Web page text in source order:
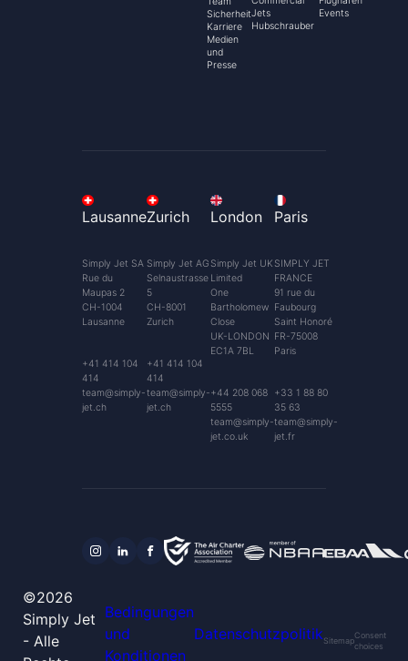
Sicherheit
Karriere
Medien
und
Presse
Jets
Hubschrauber
Events
Lausanne
Simply Jet SA
Rue du
Maupas 2
CH-1004
Lausanne
+41 414 104
414
team@simply-
jet.ch
Zurich
Simply Jet AG
Selnaustrasse
5
CH-8001
Zurich
+41 414 104
414
team@simply-
jet.ch
London
Simply Jet UK
Limited
One
Bartholomew
Close
UK-LONDON
EC1A 7BL
+44 208 068
5555
team@simply-
jet.co.uk
Paris
SIMPLY JET
FRANCE
91 rue du
Faubourg
Saint Honoré
FR-75008
Paris
+33 1 88 80
35 63
team@simply-
jet.fr
©2026
Simply Jet
- Alle
Bedingungen
und
Konditionen
DatenschutzpolitikSitemap
Consent
choices